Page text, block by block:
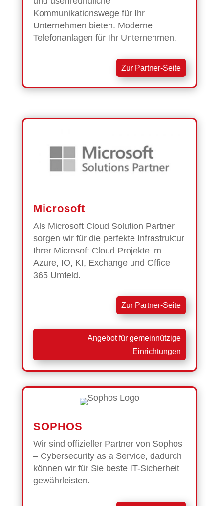
Kommunikationswege für Ihr
Unternehmen bieten. Moderne
Telefonanlagen für Ihr Unternehmen.
Zur Partner-Seite
Microsoft
Als Microsoft Cloud Solution Partner
sorgen wir für die perfekte Infrastruktur
Ihrer Microsoft Cloud Projekte im
Azure, IO, KI, Exchange und Office
365 Umfeld.
Zur Partner-Seite
Angebot für gemeinnützige
Einrichtungen
SOPHOS
Wir sind offizieller Partner von Sophos
– Cybersecurity as a Service, dadurch
können wir für Sie beste IT-Sicherheit
gewährleisten.